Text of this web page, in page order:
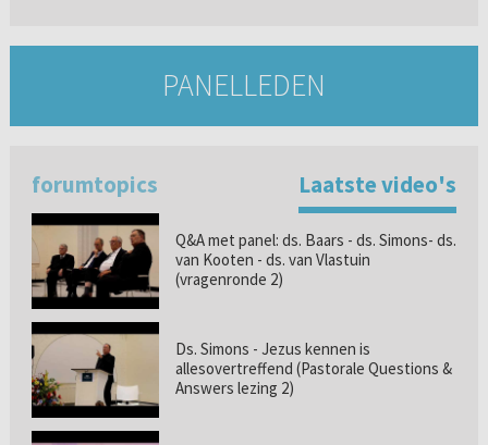
PANELLEDEN
forumtopics Laatste video's
Q&A met panel: ds. Baars - ds. Simons- ds.
van Kooten - ds. van Vlastuin
(vragenronde 2)
Ds. Simons - Jezus kennen is
allesovertreffend (Pastorale Questions &
Answers lezing 2)